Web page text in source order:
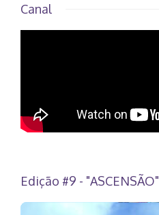
Canal
Edição #9 - "ASCENSÃO"